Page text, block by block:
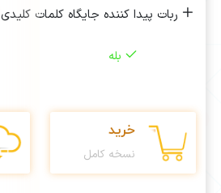
ربات پیدا کننده جایگاه کلمات کلیدی
بله
خرید
نسخه کامل